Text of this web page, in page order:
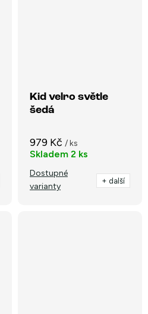
Kid velro světle
šedá
979 Kč / ks
Skladem 2 ks
Dostupné
varianty
+ další